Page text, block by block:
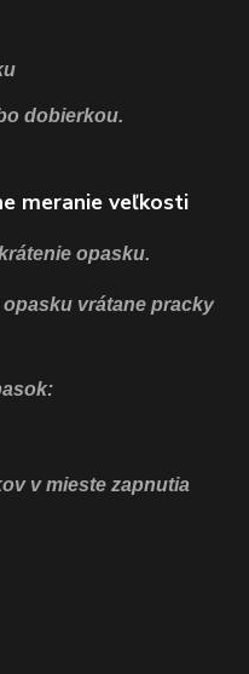
meranie veľkosti
opasku.
vrátane pracky
v mieste zapnutia